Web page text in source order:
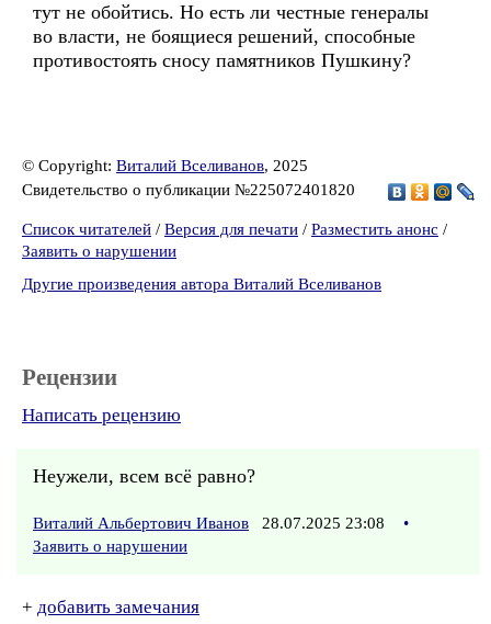
тут не обойтись. Но есть ли честные генералы
во власти, не боящиеся решений, способные
противостоять сносу памятников Пушкину?
© Copyright: Виталий Вселиванов, 2025
Свидетельство о публикации №225072401820
Список читателей / Версия для печати / Разместить анонс /
Заявить о нарушении
Другие произведения автора Виталий Вселиванов
Рецензии
Написать рецензию
Неужели, всем всё равно?
Виталий Альбертович Иванов 28.07.2025 23:08
•
Заявить о нарушении
+ добавить замечания